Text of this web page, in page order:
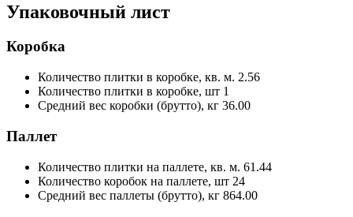
Упаковочный лист
Коробка
Количество плитки в коробке, кв. м. 2.56
Количество плитки в коробке, шт 1
Средний вес коробки (брутто), кг 36.00
Паллет
Количество плитки на паллете, кв. м. 61.44
Количество коробок на паллете, шт 24
Средний вес паллеты (брутто), кг 864.00